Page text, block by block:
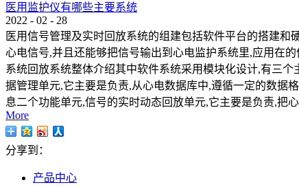
医用监护仪有哪些主要系统
2022 - 02 - 28
医用信号管理及实时回放系统的组建包括软件平台的搭建
心电信号,并且还能够把信号输出到心电监护系统里,应用在
系统回放系统整体介绍其中软件系统采用模块化设计,有三
据管理单元,它主要是负责,从心电数据库中,遵循一定的数据
息二个功能单元,信号的实时动态回放单元,它主要是负责,把
More
分享到：
产品中心